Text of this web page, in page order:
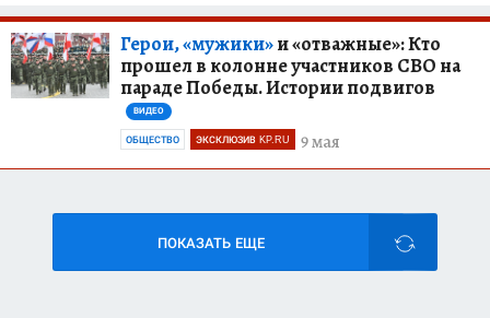
Герои, «мужики»и «отважные»: Кто
прошел в колонне участников СВО на
параде Победы. Истории подвигов
ВИДЕО
9 мая
ОБЩЕСТВО ЭКСКЛЮЗИВ KP.RU
ПОКАЗАТЬ ЕЩЕ